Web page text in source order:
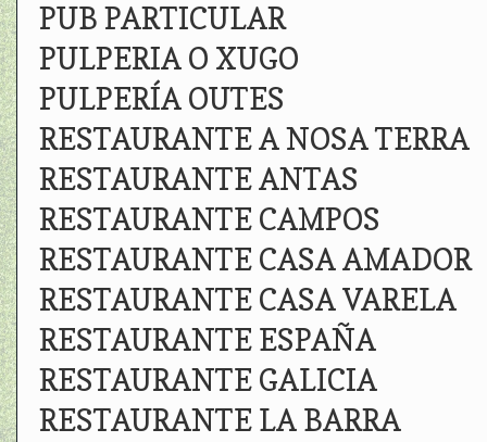
PUB PARTICULAR
PULPERIA O XUGO
PULPERÍA OUTES
RESTAURANTE A NOSA TERRA
RESTAURANTE ANTAS
RESTAURANTE CAMPOS
RESTAURANTE CASA AMADOR
RESTAURANTE CASA VARELA
RESTAURANTE ESPAÑA
RESTAURANTE GALICIA
RESTAURANTE LA BARRA